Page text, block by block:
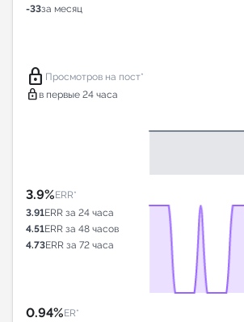
-33за месяц
lock Просмотров на пост*
lock в первые 24 часа
3.9%ERR*
3.91ERR за 24 часа
4.51ERR за 48 часов
4.73ERR за 72 часа
0.94%ER*